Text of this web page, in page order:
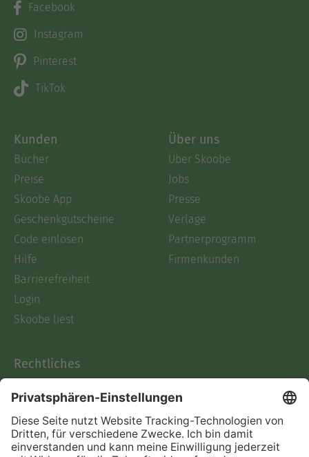
Facebook
Instagram
Pinterest
TikTok
Kunden
Bücher
Preise
Skoobe App
Geschenkgutscheine
Code einlösen
Hilfe
Barrierefreiheit
Login
Skoobe liest
Über uns
Über Skoobe
Jobs
Presse
Verlage
Partnerprogramm
Firmenkunden
Rechtliches
AGB
Informationen nach Data
Act